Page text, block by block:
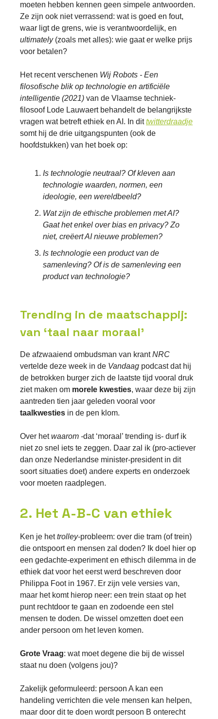
moeten hebben kennen geen simpele antwoorden.
Ze zijn ook niet verrassend: wat is goed en fout,
waar ligt de grens, wie is verantwoordelijk, en
ultimately(zoals met alles): wie gaat er welke prijs
voor betalen?
Het recent verschenen Wij Robots - Een
filosofische blik op technologie en artificiële
intelligentie (2021) van de Vlaamse techniek-
filosoof Lode Lauwaert behandelt de belangrijkste
vragen wat betreft ethiek en AI. In dittwitterdraadje
somt hij de drie uitgangspunten (ook de
hoofdstukken) van het boek op:
Is technologie neutraal? Of kleven aan
technologie waarden, normen, een
ideologie, een wereldbeeld?
Wat zijn de ethische problemen met AI?
Gaat het enkel over bias en privacy? Zo
niet, creëert AI nieuwe problemen?
Is technologie een product van de
samenleving? Of is de samenleving een
product van technologie?
Trending in de maatschappij:
van ‘taal naar moraal’
De afzwaaiend ombudsman van krantNRC
vertelde deze week in de Vandaag podcast dat hij
de betrokken burger zich de laatste tijd vooral druk
ziet maken om morele kwesties, waar deze bij zijn
aantreden tien jaar geleden vooral voor
taalkwesties in de pen klom.
Over hetwaarom -dat ‘moraal’ trending is- durf ik
niet zo snel iets te zeggen. Daar zal ik (pro-actiever
dan onze Nederlandse minister-president in dit
soort situaties doet) andere experts en onderzoek
voor moeten raadplegen.
2. Het A-B-C van ethiek
Ken je hettrolley-probleem: over die tram (of trein)
die ontspoort en mensen zal doden? Ik doel hier op
een gedachte-experiment en ethisch dilemma in de
ethiek dat voor het eerst werd beschreven door
Philippa Foot in 1967. Er zijn vele versies van,
maar het komt hierop neer: een trein staat op het
punt rechtdoor te gaan en zodoende een stel
mensen te doden. De wissel omzetten doet een
ander persoon om het leven komen.
Grote Vraag: wat moet degene die bij de wissel
staat nu doen (volgens jou)?
Zakelijk geformuleerd: persoon A kan een
handeling verrichten die vele mensen kan helpen,
maar door dit te doen wordt persoon B onterecht